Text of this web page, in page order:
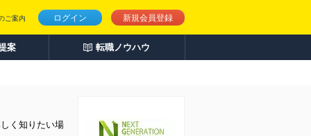
ログイン 新規会員登録
ご案内
案 転職ノウハウ
く知りたい場